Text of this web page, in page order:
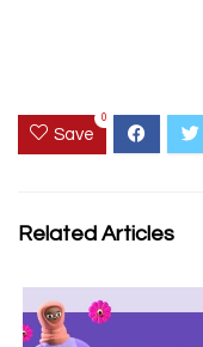
Save
0
Related Articles